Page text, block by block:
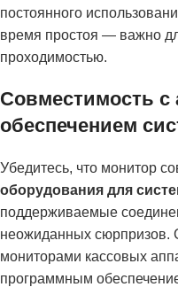
постоянного
время простоя — важно
проходимостью.
Совместимость с
обеспечением
Убедитесь, что монитор
оборудования для
поддерживаемые
неожиданных сюрпризов.
мониторами кассовых
программным